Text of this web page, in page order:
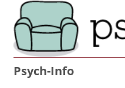
Psych-Info